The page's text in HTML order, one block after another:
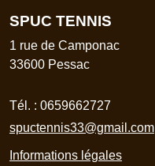
SPUC TENNIS
1 rue de Camponac
33600 Pessac
Tél. : 0659662727
spuctennis33@gmail.com
Informations légales